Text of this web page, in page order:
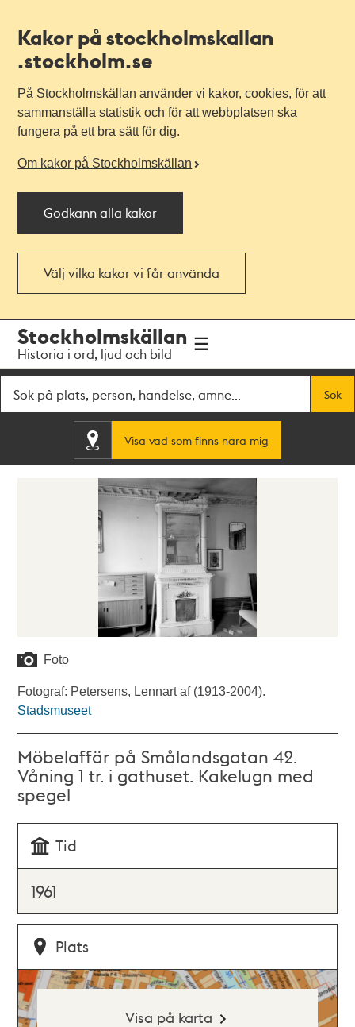
Kakor på stockholmskallan
.stockholm.se
På Stockholmskällan använder vi kakor, cookies, för att
sammanställa statistik och för att webbplatsen ska
fungera på ett bra sätt för dig.
Om kakor på Stockholmskällan
Godkänn alla kakor
Välj vilka kakor vi får använda
navigationen
huvudinnehållet
Stockholmskällan
Historia i ord, ljud och bild
Sök
Visa vad som finns nära mig
Foto
Fotograf: Petersens, Lennart af (1913-2004).
Stadsmuseet
Möbelaffär på Smålandsgatan 42.
Våning 1 tr. i gathuset. Kakelugn med
spegel
Tid
1961
Plats
Visa på karta